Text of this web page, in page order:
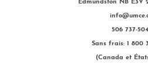
Edmundston NB E3V
506 737-
Sans frais: 1 800
(Canada et